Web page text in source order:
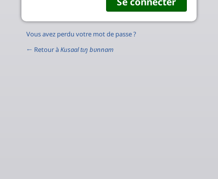
Vous avez perdu votre mot de passe ?
← Retour àKusaal tɩŋ bʋnnam